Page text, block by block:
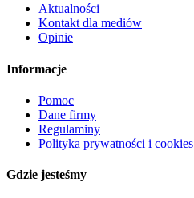
Aktualności
Kontakt dla mediów
Opinie
Informacje
Pomoc
Dane firmy
Regulaminy
Polityka prywatności i cookies
Gdzie jesteśmy